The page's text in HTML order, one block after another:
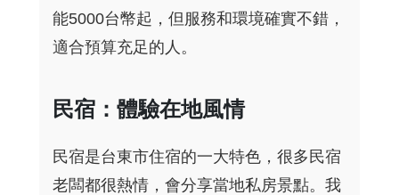
能5000台幣起，但服務和環境確實不錯，
適合預算充足的人。
民宿：體驗在地風情
民宿是台東市住宿的一大特色，很多民宿
老闆都很熱情，會分享當地私房景點。我